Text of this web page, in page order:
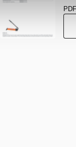
PDF